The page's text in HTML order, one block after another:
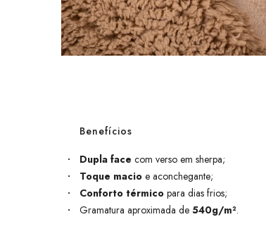
Benefícios
Dupla face com verso em sherpa;
Toque macio e aconchegante;
Conforto térmico para dias frios;
Gramatura aproximada de 540g/m².